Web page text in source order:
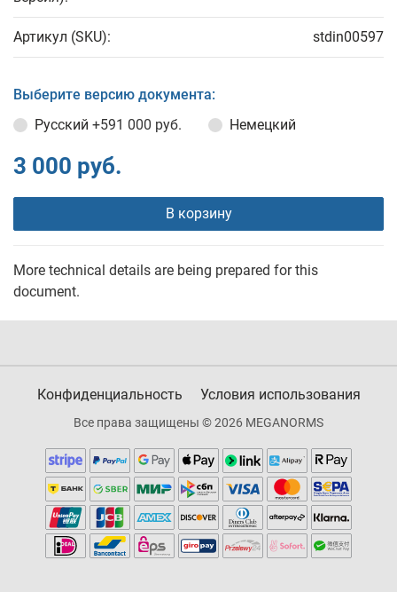
Артикул (SKU): stdin00597
Выберите версию документа:
Русский +591 000 руб. Немецкий
3 000 руб.
В корзину
More technical details are being prepared for this
document.
Конфиденциальность Условия использования
Все права защищены © 2026 MEGANORMS